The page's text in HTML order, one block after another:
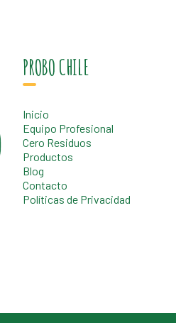
PROBO CHILE
Inicio
Equipo Profesional
Cero Residuos
Productos
Blog
Contacto
Políticas de Privacidad